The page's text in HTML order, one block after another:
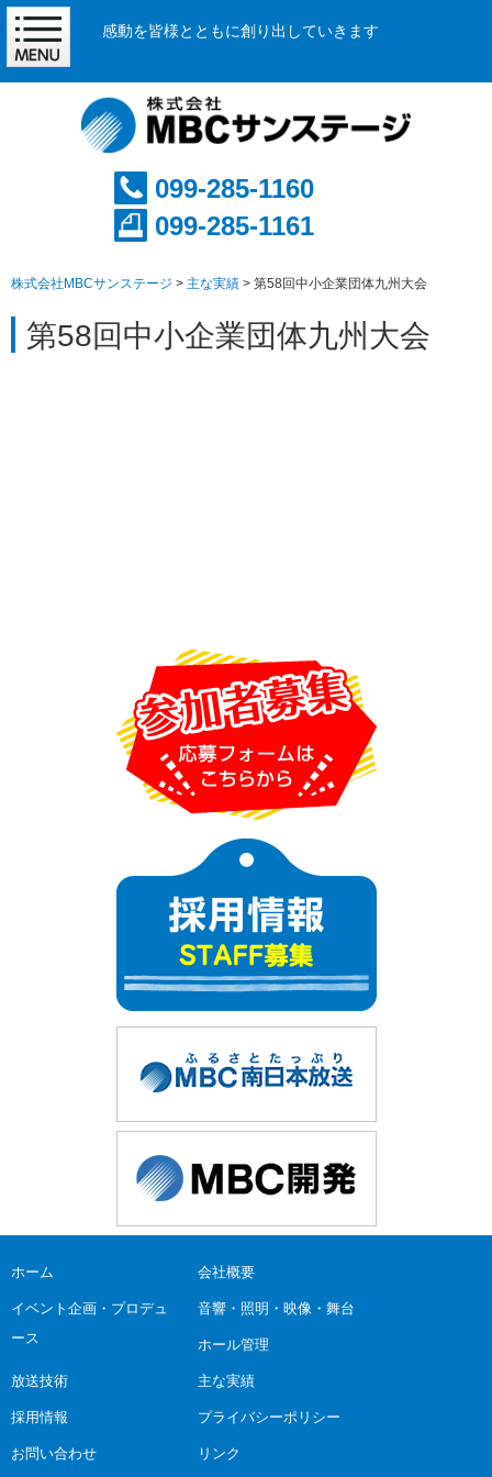
感動を皆様とともに創り出していきます
099-285-1160
099-285-1161
株式会社MBCサンステージ > 主な実績 > 第58回中小企業団体九州大会
第58回中小企業団体九州大会
ホーム 会社概要
イベント企画・プロデュ
ース
音響・照明・映像・舞台
ホール管理
放送技術 主な実績
採用情報 プライバシーポリシー
お問い合わせ リンク